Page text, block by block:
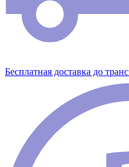
Бесплатная доставка до